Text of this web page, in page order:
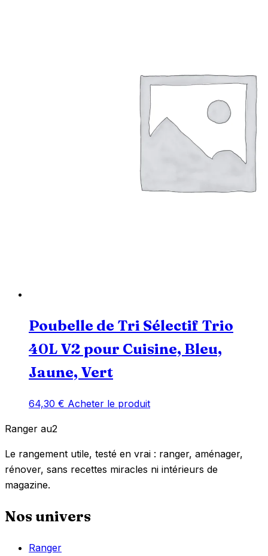
Poubelle de Tri Sélectif Trio
40L V2 pour Cuisine, Bleu,
Jaune, Vert
64,30 € Acheter le produit
Ranger au2
Le rangement utile, testé en vrai : ranger, aménager,
rénover, sans recettes miracles ni intérieurs de
magazine.
Nos univers
Ranger